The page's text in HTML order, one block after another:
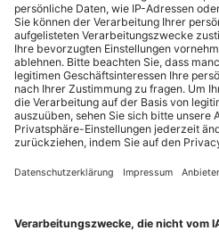
Wer gerne nascht, ist
Obstbäumen gut
allergieresistent ist,
Haselnussstrauch
Nüssen liefert der
Zweige, die sich sehr
verwenden lassen:
Aufhänger für
Papier.